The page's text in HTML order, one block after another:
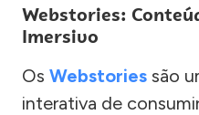
Webstories:
Imersivo
Os Webstories são
interativa de